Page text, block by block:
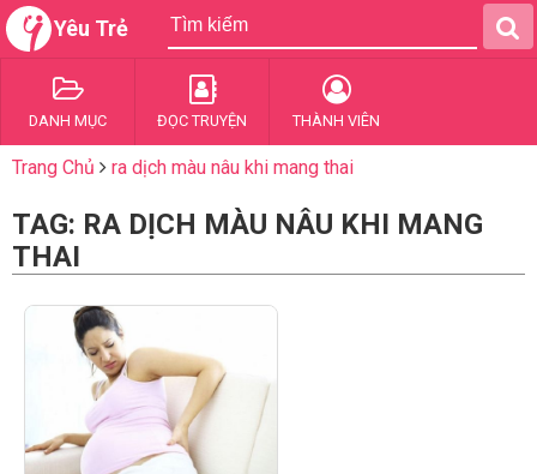
Yêu Trẻ
DANH MỤC ĐỌC TRUYỆN THÀNH VIÊN
Trang Chủ ra dịch màu nâu khi mang thai
TAG: RA DỊCH MÀU NÂU KHI MANG
THAI